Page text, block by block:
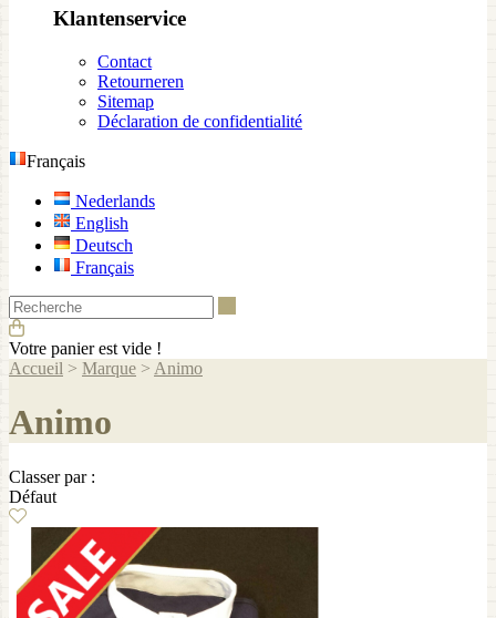
Klantenservice
Contact
Retourneren
Sitemap
Déclaration de confidentialité
Français
Nederlands
English
Deutsch
Français
Votre panier est vide !
Accueil > Marque > Animo
Animo
Classer par :
Défaut